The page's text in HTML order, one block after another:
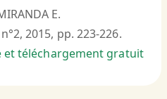
E.
2015, pp. 223-226.
et téléchargement gratuit